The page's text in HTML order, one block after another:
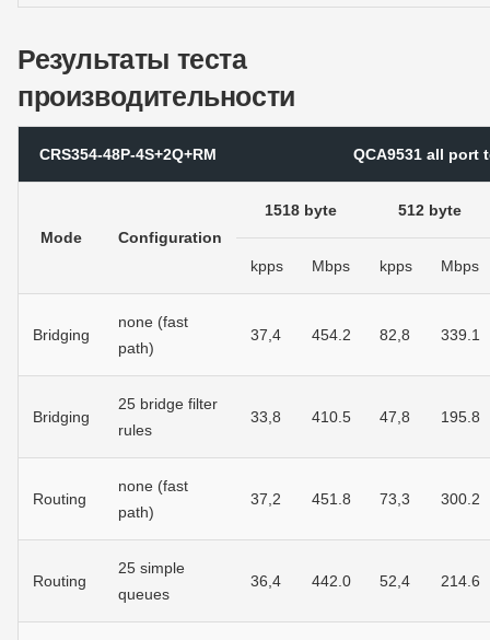
Результаты теста
производительности
CRS354-48P-4S+2Q+RM QCA9531 all port
Mode Configuration
1518 byte 512 byte
kpps Mbps kpps Mbps
Bridging
none (fast
path)
37,4 454.2 82,8 339.1
Bridging
25 bridge filter
rules
33,8 410.5 47,8 195.8
Routing
none (fast
path)
37,2 451.8 73,3 300.2
Routing
25 simple
queues
36,4 442.0 52,4 214.6